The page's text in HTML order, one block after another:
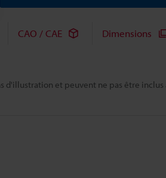
d'illustration et peuvent ne pas être
CAO / CAE Dimensions